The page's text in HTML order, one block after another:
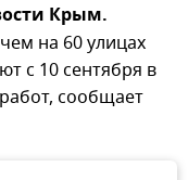
Крым.
на 60 улицах
с 10 сентября в
сообщает